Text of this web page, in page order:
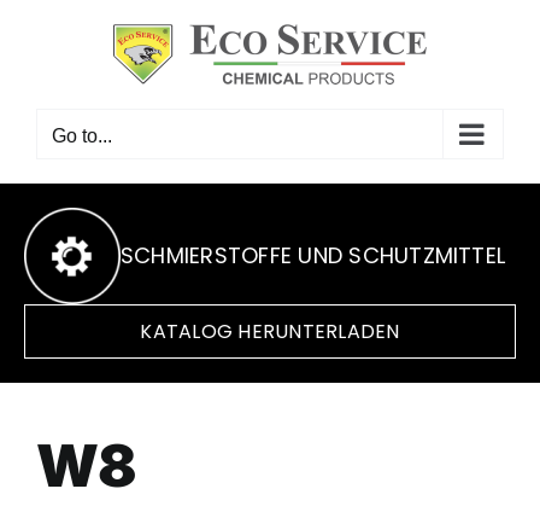
Go to...
SCHMIERSTOFFE UND SCHUTZMITTEL
KATALOG HERUNTERLADEN
W8